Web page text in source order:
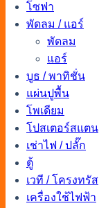
โซฟา
พัดลม / แอร์
พัดลม
แอร์
บูธ / พาทิชั่น
แผ่นปูพื้น
โพเดียม
โปสเตอร์สแตน
เช่าไฟ / ปลั๊ก
ตู้
เวที / โครงทรัส
เครื่องใช้ไฟฟ้า